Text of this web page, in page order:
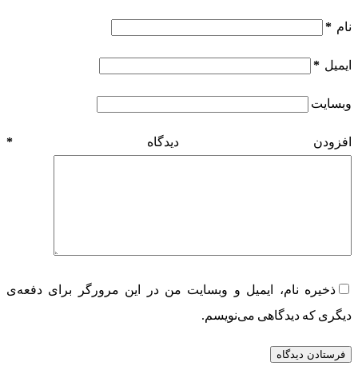
نام *
ایمیل *
وبسایت
افزودن دیدگاه *
ذخیره نام، ایمیل و وبسایت من در این مرورگر برای دفعه‌ی
دیگری که دیدگاهی می‌نویسم.
فرستادن دیدگاه